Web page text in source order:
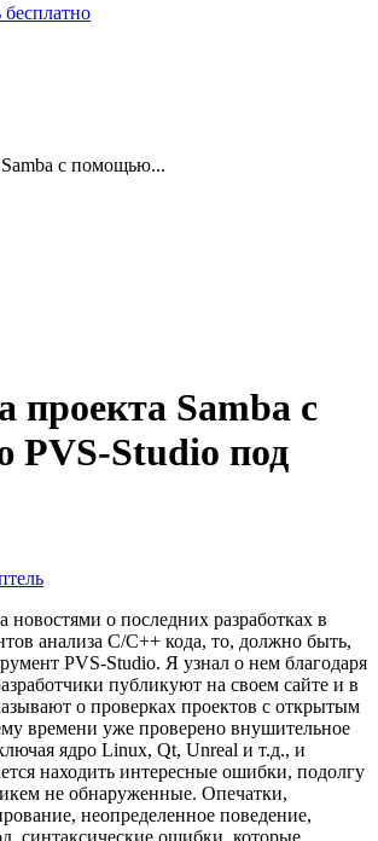
бесплатно
с помощью...
проекта Samba с
Studio под
новостями о последних разработках в
анализа C/C++ кода, то, должно быть,
PVS-Studio. Я узнал о нем благодаря
публикуют на своем сайте и в
о проверках проектов с открытым
времени уже проверено внушительное
ядро Linux, Qt, Unreal и т.д., и
находить интересные ошибки, подолгу
не обнаруженные. Опечатки,
неопределенное поведение,
синтаксические ошибки, которые